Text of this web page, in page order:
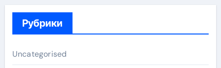
Рубрики
Uncategorised